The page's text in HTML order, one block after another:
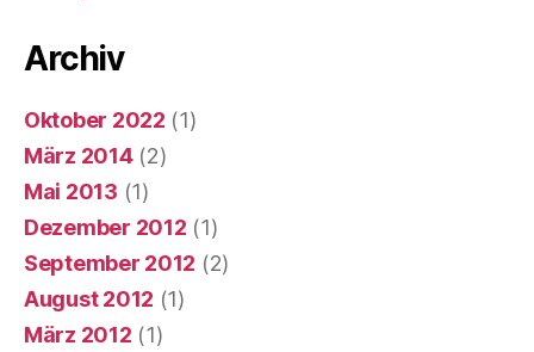
Archiv
Oktober 2022 (1)
März 2014(2)
Mai 2013 (1)
Dezember 2012 (1)
September 2012 (2)
August 2012 (1)
März 2012 (1)